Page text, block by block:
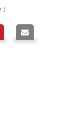
: